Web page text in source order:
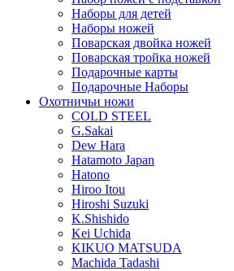
Наборы для детей
Наборы ножей
Поварская двойка ножей
Поварская тройка ножей
Подарочные карты
Подарочные Наборы
Охотничьи ножи
COLD STEEL
G.Sakai
Dew Hara
Hatamoto Japan
Hatono
Hiroo Itou
Hiroshi Suzuki
K.Shishido
Kei Uchida
KIKUO MATSUDA
Machida Tadashi